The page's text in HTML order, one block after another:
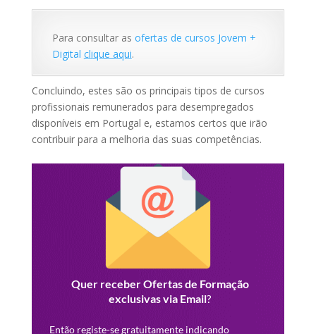
Para consultar as ofertas de cursos Jovem +
Digital clique aqui.
Concluindo, estes são os principais tipos de cursos
profissionais remunerados para desempregados
disponíveis em Portugal e, estamos certos que irão
contribuir para a melhoria das suas competências.